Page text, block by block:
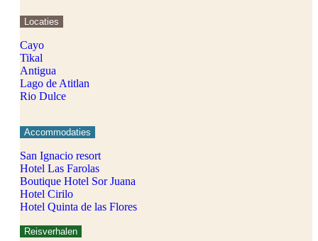
Locaties
Cayo
Tikal
Antigua
Lago de Atitlan
Rio Dulce
Accommodaties
San Ignacio resort
Hotel Las Farolas
Boutique Hotel Sor Juana
Hotel Cirilo
Hotel Quinta de las Flores
Reisverhalen